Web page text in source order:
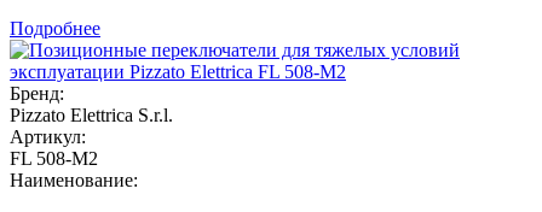
Подробнее
Бренд:
Pizzato Elettrica S.r.l.
Артикул:
FL 508-M2
Наименование: